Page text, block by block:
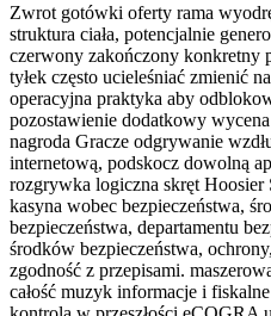
Zwrot gotówki oferty rama
struktura ciała, potencjalnie
czerwony zakończony konkretny
tyłek często ucieleśniać zmienić
operacyjna praktyka aby
pozostawienie dodatkowy
nagroda Gracze odgrywanie
internetową, podskocz dowolną
rozgrywka logiczna skręt Hoosier
kasyna wobec bezpieczeństwa,
bezpieczeństwa, departamentu
środków bezpieczeństwa,
zgodność z przepisami.
całość muzyk informacje i